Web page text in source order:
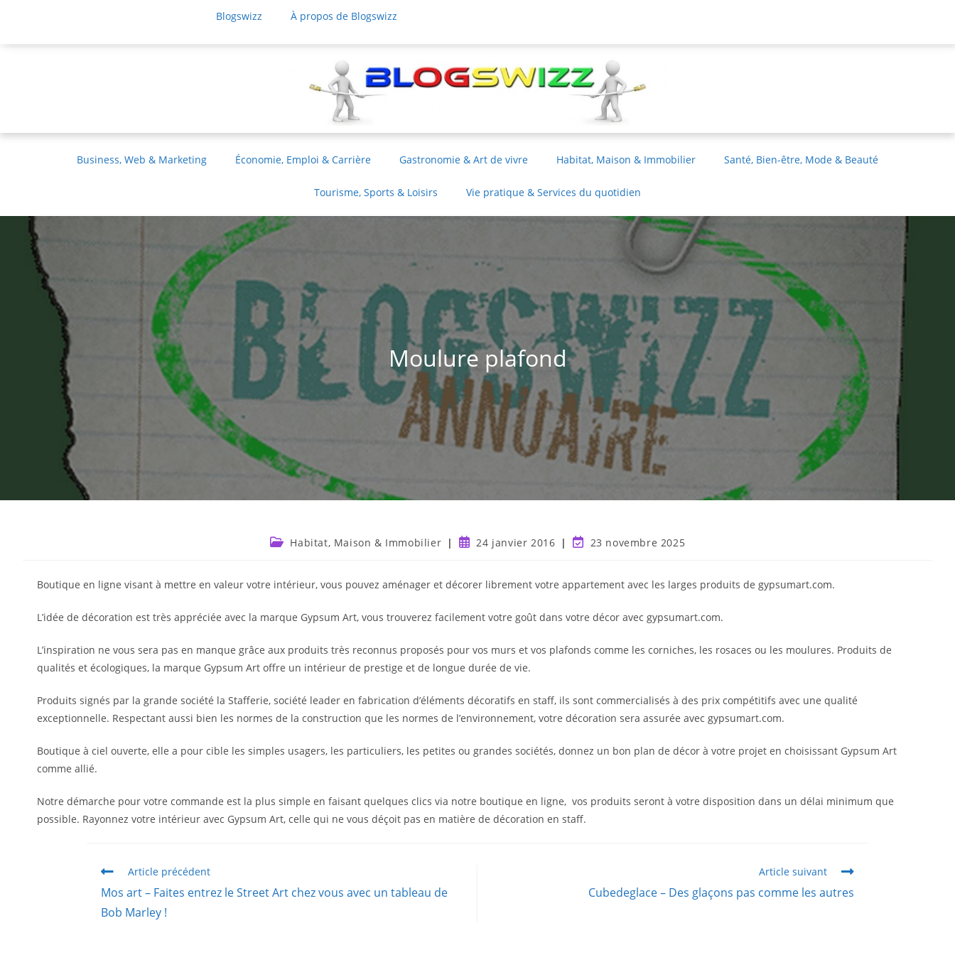
Blogswizz À propos de Blogswizz
Business, Web & Marketing Économie, Emploi & Carrière Gastronomie & Art de vivre Habitat, Maison & Immobilier Santé, Bien-être, Mode & Beauté
Tourisme, Sports & Loisirs Vie pratique & Services du quotidien
Moulure plafond
Habitat, Maison & Immobilier 24 janvier 2016 23 novembre 2025
Boutique en ligne visant à mettre en valeur votre intérieur, vous pouvez aménager et décorer librement votre appartement avec les larges produits de gypsumart.com.
L’idée de décoration est très appréciée avec la marque Gypsum Art, vous trouverez facilement votre goût dans votre décor avec gypsumart.com.
L’inspiration ne vous sera pas en manque grâce aux produits très reconnus proposés pour vos murs et vos plafonds comme les corniches, les rosaces ou les moulures. Produits de
qualités et écologiques, la marque Gypsum Art offre un intérieur de prestige et de longue durée de vie.
Produits signés par la grande société la Stafferie, société leader en fabrication d’éléments décoratifs en staff, ils sont commercialisés à des prix compétitifs avec une qualité
exceptionnelle. Respectant aussi bien les normes de la construction que les normes de l’environnement, votre décoration sera assurée avec gypsumart.com.
Boutique à ciel ouverte, elle a pour cible les simples usagers, les particuliers, les petites ou grandes sociétés, donnez un bon plan de décor à votre projet en choisissant Gypsum Art
comme allié.
Notre démarche pour votre commande est la plus simple en faisant quelques clics via notre boutique en ligne, vos produits seront à votre disposition dans un délai minimum que
possible. Rayonnez votre intérieur avec Gypsum Art, celle qui ne vous déçoit pas en matière de décoration en staff.
Article précédent
Mos art – Faites entrez le Street Art chez vous avec un tableau de
Bob Marley !
Article suivant
Cubedeglace – Des glaçons pas comme les autres